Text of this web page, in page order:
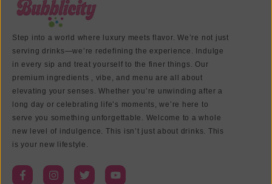
Step into a world where luxury meets flavor. We’re not just
serving drinks—we’re redefining the experience. Indulge
in every sip and treat yourself to the finer things. Our
premium ingredients , vibe, and menu are all about
elevating your senses. Whether you’re unwinding after a
long day or celebrating life’s moments, we’re here to
serve you something unforgettable. Welcome to a whole
new level of indulgence. This isn’t just about drinks. This
is your new lifestyle.